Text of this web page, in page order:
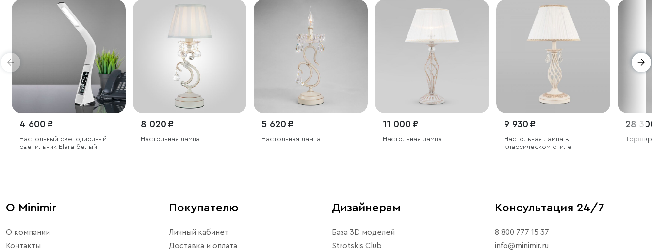
4 600 ₽
Настольный светодиодный
светильник Elara белый
8 020 ₽
Настольная лампа
5 620 ₽
Настольная лампа
11 000 ₽
Настольная лампа
9 930 ₽
Настольная лампа в
классическом стиле
28
Торшер
О Minimir
О компании
Контакты
Покупателю
Личный кабинет
Доставка и оплата
Дизайнерам
База 3D моделей
Strotskis Club
Консультация 24/7
8 800 777 15 37
info@minimir.ru